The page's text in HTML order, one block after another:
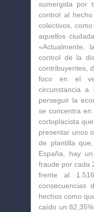
sumergida por
control al
colectivos,
aquellos
«Actualmente,
control de la
contribuyentes,
foco en el
circunstancia a
perseguir la
se concentra
cortoplacista
presentar unos
de plantilla
España, hay
fraude por cada
frente al
consecuencias
hechos como
caído un